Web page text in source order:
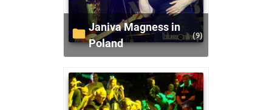
Janiva Magness in
Poland
(9)